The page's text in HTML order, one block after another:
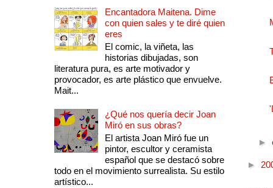
Encantadora Maitena. Dime
con quien sales y te diré quien
eres
El comic, la viñeta, las
historias dibujadas, son
literatura pura, es arte motivador y
provocador, es arte plástico que envuelve.
Mait...
¿Qué nos quería decir Joan
Miró en sus obras?
El artista Joan Miró fue un
pintor, escultor y ceramista
español que se destacó sobre
todo en el movimiento surrealista. Su estilo
artístico...
►
►